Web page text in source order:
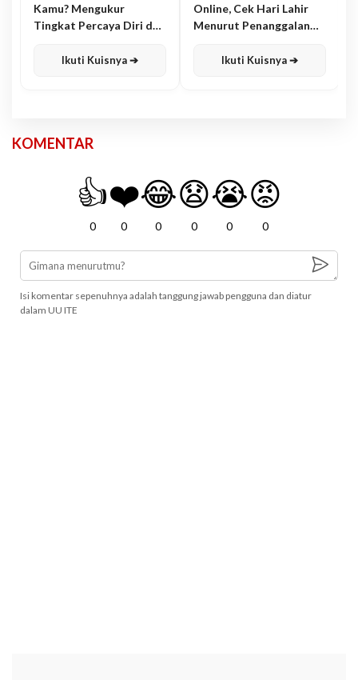
Kamu? Mengukur
Tingkat Percaya Diri dan
Ikuti Kuisnya ➔
Online, Cek Hari Lahir
Menurut Penanggalan
Ikuti Kuisnya ➔
KOMENTAR
👍
0
❤️
0
😂
0
😧
0
😭
0
😡
0
Isi komentar sepenuhnya adalah tanggung jawab pengguna dan diatur
dalam UU ITE